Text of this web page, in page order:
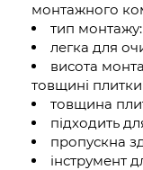
монтажного
тип
легка для
висота
товщині
товщина
підходить
пропускна
інструмент